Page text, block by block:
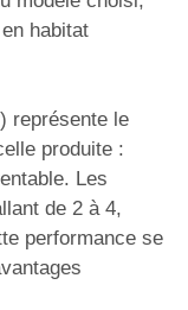
habitat
représente le
produite :
Les
de 2 à 4,
performance se